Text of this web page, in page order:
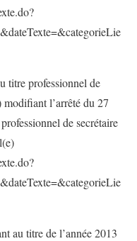
titre professionnel de
modifiant l’arrêté du 27
de secrétaire
au titre de l’année 2013